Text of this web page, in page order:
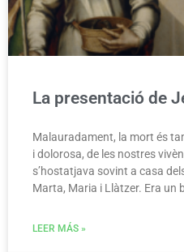
La presentació de
Malauradament, la mort és
i dolorosa, de les nostres
s’hostatjava sovint a casa
Marta, Maria i Llàtzer. Era un
LEER MÁS »